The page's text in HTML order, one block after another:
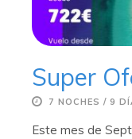
Super
7 NOCHES / 9
Este mes de